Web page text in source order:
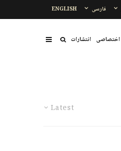
ENGLISH فارسی
اختصاصی انتشارات
Latest